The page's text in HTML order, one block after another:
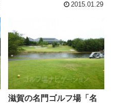
2015.01.29
滋賀の名門ゴルフ場「名